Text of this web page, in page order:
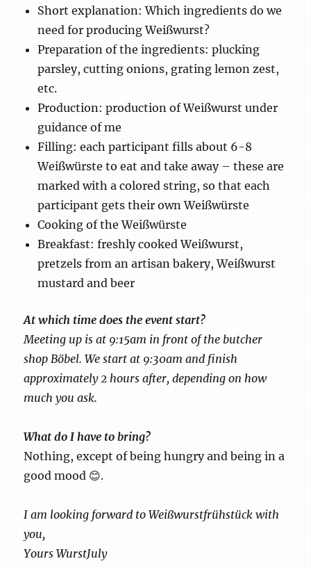
Short explanation: Which ingredients do we
need for producing Weißwurst?
Preparation of the ingredients: plucking
parsley, cutting onions, grating lemon zest,
etc.
Production: production of Weißwurst under
guidance of me
Filling: each participant fills about 6-8
Weißwürste to eat and take away – these are
marked with a colored string, so that each
participant gets their own Weißwürste
Cooking of the Weißwürste
Breakfast: freshly cooked Weißwurst,
pretzels from an artisan bakery, Weißwurst
mustard and beer
At which time does the event start?
Meeting up is at 9:15am in front of the butcher
shop Böbel. We start at 9:30am and finish
approximately 2 hours after, depending on how
much you ask.
What do I have to bring?
Nothing, except of being hungry and being in a
good mood 😊.
I am looking forward to Weißwurstfrühstück with
you,
Yours WurstJuly